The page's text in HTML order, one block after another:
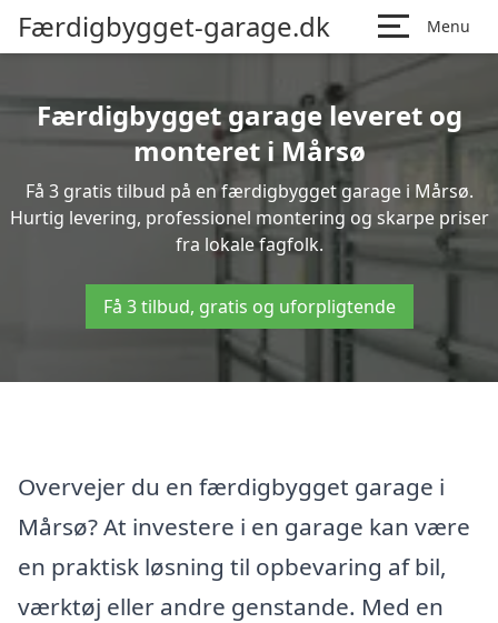
Færdigbygget-garage.dk Menu
Færdigbygget garage leveret og
monteret i Mårsø
Få 3 gratis tilbud på en færdigbygget garage i Mårsø.
Hurtig levering, professionel montering og skarpe priser
fra lokale fagfolk.
Få 3 tilbud, gratis og uforpligtende
Overvejer du en færdigbygget garage i
Mårsø? At investere i en garage kan være
en praktisk løsning til opbevaring af bil,
værktøj eller andre genstande. Med en